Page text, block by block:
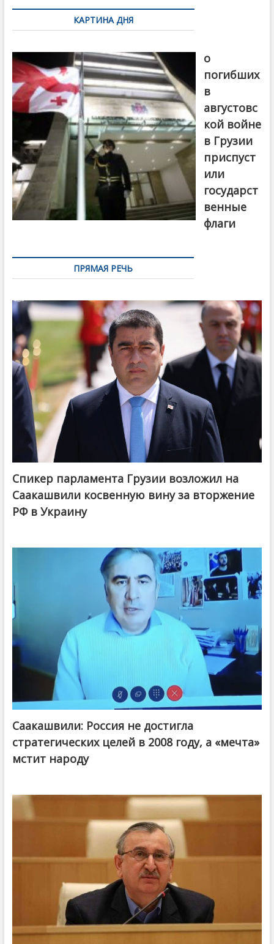
по
записямКАРТИНА ДНЯ
о
погибших
в
августовс
кой войне
в Грузии
приспуст
или
государст
венные
флаги
ПРЯМАЯ РЕЧЬ
Спикер парламента Грузии возложил на
Саакашвили косвенную вину за вторжение
РФ в Украину
Саакашвили: Россия не достигла
стратегических целей в 2008 году, а «мечта»
мстит народу